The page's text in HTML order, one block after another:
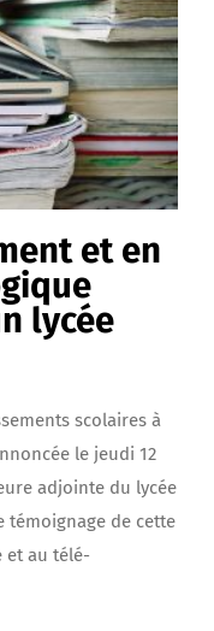
et en
lycée
scolaires à
le jeudi 12
adjointe du lycée
témoignage de cette
et au télé-